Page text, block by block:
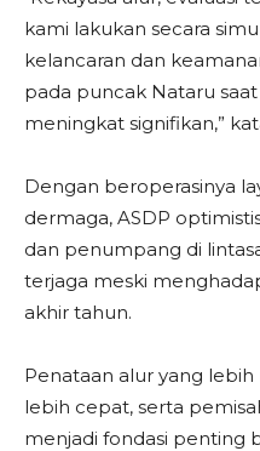
kami lakukan secara
kelancaran dan
pada puncak Nataru
meningkat signifikan,”
Dengan beroperasinya
dermaga, ASDP
dan penumpang di
terjaga meski
akhir tahun.
Penataan alur yang
lebih cepat, serta
menjadi fondasi penting